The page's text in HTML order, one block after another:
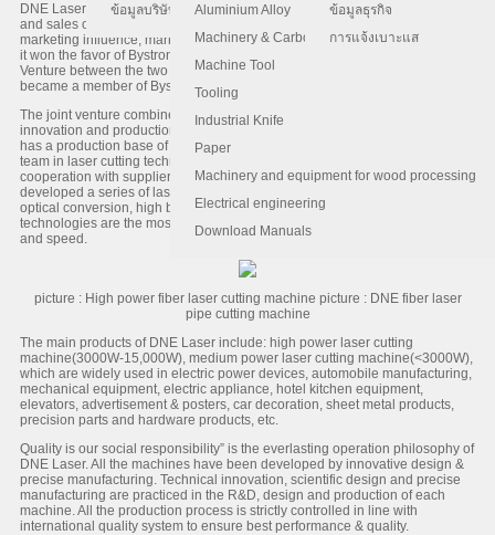
ข้อมูลบริษัท
Aluminium Alloy
Machinery & Carbon Steels
Machine Tool
Tooling
Industrial Knife
Paper
Machinery and equipment for wood processing
Electrical engineering
Download Manuals
ข้อมูลธุรกิจ
การแจ้งเบาะแส
DNE Laser was established in Shenzhen. After years of R&D, production,
and sales of metal laser cutting machines, DNE Laser has won great
marketing influence, market share and unique reputation in service. In 2014,
it won the favor of Bystronic Group (Switzerland) and in 2016, a Joint
Venture between the two was successfully established. DNE Laser officially
became a member of Bystronic Group.
The joint venture combines strengths of both parties to engage in the
innovation and production of laser cutting technologies. Now DNE Laser
has a production base of over 30,000 square meters and a professional
team in laser cutting technology. With cutting edge laser technologies and
cooperation with suppliers from Germany, the US, the UK, DNE Laser has
developed a series of laser cutting equipment with highly efficient electro-
optical conversion, high beam quality and stable performance. A number of
technologies are the most advanced, especially in terms of cutting thickness
and speed.
picture : High power fiber laser cutting machine picture : DNE fiber laser
pipe cutting machine
The main products of DNE Laser include: high power laser cutting
machine(3000W-15,000W), medium power laser cutting machine(<3000W),
which are widely used in electric power devices, automobile manufacturing,
mechanical equipment, electric appliance, hotel kitchen equipment,
elevators, advertisement & posters, car decoration, sheet metal products,
precision parts and hardware products, etc.
Quality is our social responsibility” is the everlasting operation philosophy of
DNE Laser. All the machines have been developed by innovative design &
precise manufacturing. Technical innovation, scientific design and precise
manufacturing are practiced in the R&D, design and production of each
machine. All the production process is strictly controlled in line with
international quality system to ensure best performance & quality.